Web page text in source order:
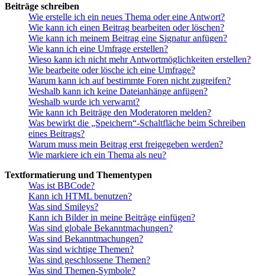
Beiträge schreiben
Wie erstelle ich ein neues Thema oder eine Antwort?
Wie kann ich einen Beitrag bearbeiten oder löschen?
Wie kann ich meinem Beitrag eine Signatur anfügen?
Wie kann ich eine Umfrage erstellen?
Wieso kann ich nicht mehr Antwortmöglichkeiten erstellen?
Wie bearbeite oder lösche ich eine Umfrage?
Warum kann ich auf bestimmte Foren nicht zugreifen?
Weshalb kann ich keine Dateianhänge anfügen?
Weshalb wurde ich verwarnt?
Wie kann ich Beiträge den Moderatoren melden?
Was bewirkt die „Speichern“-Schaltfläche beim Schreiben
eines Beitrags?
Warum muss mein Beitrag erst freigegeben werden?
Wie markiere ich ein Thema als neu?
Textformatierung und Thementypen
Was ist BBCode?
Kann ich HTML benutzen?
Was sind Smileys?
Kann ich Bilder in meine Beiträge einfügen?
Was sind globale Bekanntmachungen?
Was sind Bekanntmachungen?
Was sind wichtige Themen?
Was sind geschlossene Themen?
Was sind Themen-Symbole?